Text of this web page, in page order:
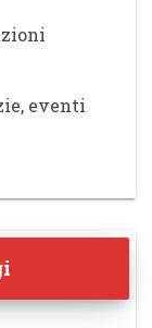
eventi